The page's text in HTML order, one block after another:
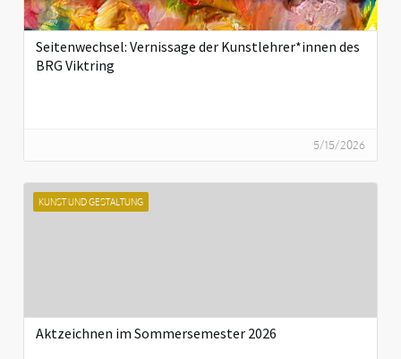
Seitenwechsel: Vernissage der Kunstlehrer*innen des
BRG Viktring
5/15/2026
KUNST UND GESTALTUNG
Aktzeichnen im Sommersemester 2026